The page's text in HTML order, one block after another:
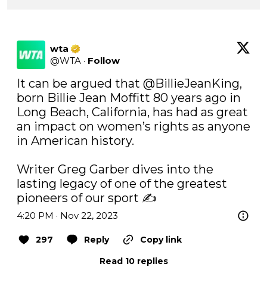
wta
@WTA · Follow
It can be argued that @BillieJeanKing,
born Billie Jean Moffitt 80 years ago in
Long Beach, California, has had as great
an impact on women’s rights as anyone
in American history.
Writer Greg Garber dives into the
lasting legacy of one of the greatest
pioneers of our sport ✍️
4:20 PM · Nov 22, 2023
297 Reply
Copy link
Read 10 replies